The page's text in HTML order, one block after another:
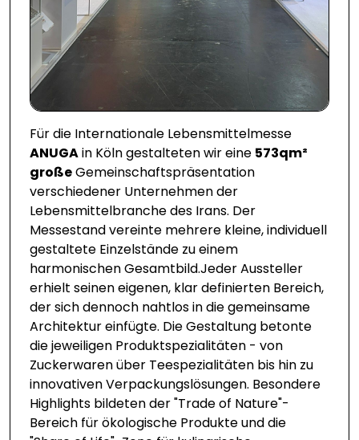
Für die Internationale Lebensmittelmesse
ANUGAin Köln gestalteten wir eine 573qm²
großeGemeinschaftspräsentation
verschiedener Unternehmen der
Lebensmittelbranche des Irans. Der
Messestand vereinte mehrere kleine, individuell
gestaltete Einzelstände zu einem
harmonischen Gesamtbild.Jeder Aussteller
erhielt seinen eigenen, klar definierten Bereich,
der sich dennoch nahtlos in die gemeinsame
Architektur einfügte. Die Gestaltung betonte
die jeweiligen Produktspezialitäten - von
Zuckerwaren über Teespezialitäten bis hin zu
innovativen Verpackungslösungen. Besondere
Highlights bildeten der "Trade of Nature"-
Bereich für ökologische Produkte und die